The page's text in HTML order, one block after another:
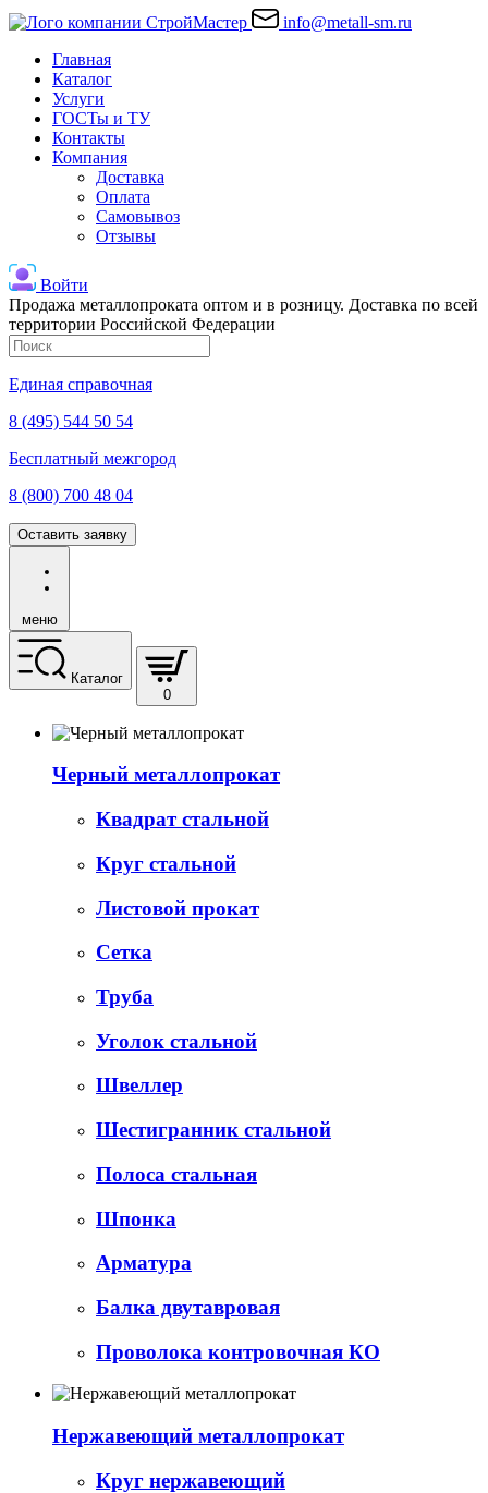
info@metall-sm.ru
Главная
Каталог
Услуги
ГОСТы и ТУ
Контакты
Компания
Доставка
Оплата
Самовывоз
Отзывы
Войти
Продажа металлопроката оптом и в розницу. Доставка по всей
территории Российской Федерации
Единая справочная
8 (495) 544 50 54
Бесплатный межгород
8 (800) 700 48 04
Оставить заявку
меню
Каталог
0
Черный металлопрокат
Квадрат стальной
Круг стальной
Листовой прокат
Сетка
Труба
Уголок стальной
Швеллер
Шестигранник стальной
Полоса стальная
Шпонка
Арматура
Балка двутавровая
Проволока контровочная КО
Нержавеющий металлопрокат
Круг нержавеющий